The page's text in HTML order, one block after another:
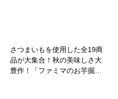
さつまいもを使用した全19商
品が大集合！秋の美味しさ大
豊作！「ファミマのお芋掘…